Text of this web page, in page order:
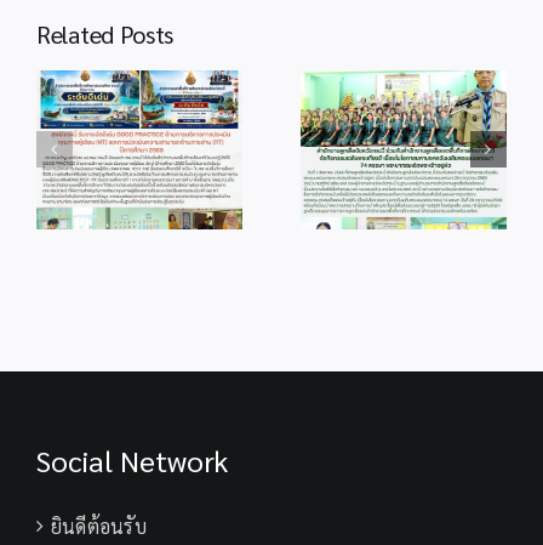
Related Posts
info 4-1 info 28-1
Social Network
ยินดีต้อนรับ